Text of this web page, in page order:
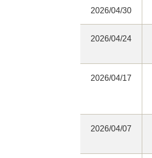
2026/04/30
2026/04/24
2026/04/17
2026/04/07